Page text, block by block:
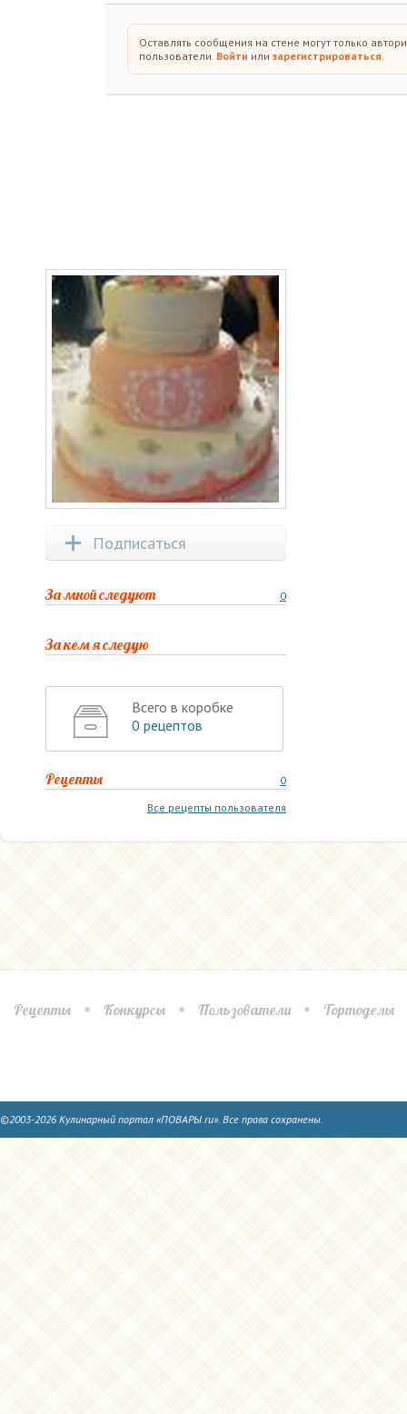
Оставлять сообщения на стене могут только
пользователи. Войти или зарегистрироваться.
Подписаться
0
За мной следуют
За кем я следую
Всего в коробке
0 рецептов
0
Рецепты
Все рецепты пользователя
Рецепты Конкурсы Пользователи Тортоделы
©2003-2026 Кулинарный портал «ПОВАРЫ.ru». Все права сохранены.